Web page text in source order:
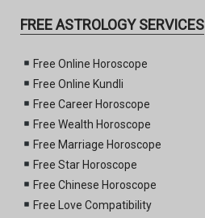
FREE ASTROLOGY SERVICES
Free Online Horoscope
Free Online Kundli
Free Career Horoscope
Free Wealth Horoscope
Free Marriage Horoscope
Free Star Horoscope
Free Chinese Horoscope
Free Love Compatibility